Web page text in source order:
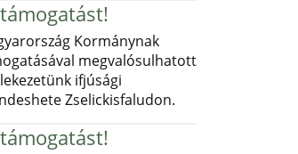
Kormánynak
megvalósulhatott
ifjúsági
Zselickisfaludon.